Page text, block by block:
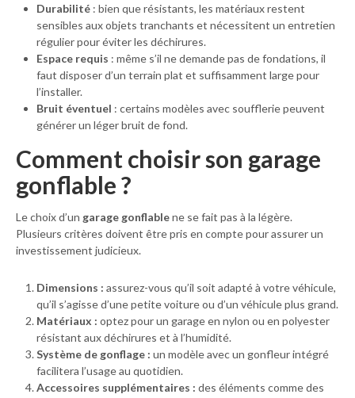
Durabilité : bien que résistants, les matériaux restent
sensibles aux objets tranchants et nécessitent un entretien
régulier pour éviter les déchirures.
Espace requis : même s’il ne demande pas de fondations, il
faut disposer d’un terrain plat et suffisamment large pour
l’installer.
Bruit éventuel : certains modèles avec soufflerie peuvent
générer un léger bruit de fond.
Comment choisir son garage
gonflable ?
Le choix d’un garage gonflablene se fait pas à la légère.
Plusieurs critères doivent être pris en compte pour assurer un
investissement judicieux.
Dimensions : assurez-vous qu’il soit adapté à votre véhicule,
qu’il s’agisse d’une petite voiture ou d’un véhicule plus grand.
Matériaux : optez pour un garage en nylon ou en polyester
résistant aux déchirures et à l’humidité.
Système de gonflage : un modèle avec un gonfleur intégré
facilitera l’usage au quotidien.
Accessoires supplémentaires : des éléments comme des